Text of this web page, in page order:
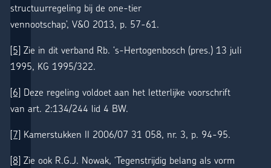
structuurregeling bij de one-tier
vennootschap’, V&O 2013, p. 57-61.
[5] Zie in dit verband Rb. ‘s-Hertogenbosch (pres.) 13 juli
1995, KG 1995/322.
[6] Deze regeling voldoet aan het letterlijke voorschrift
van art. 2:134/244 lid 4 BW.
[7] Kamerstukken II 2006/07 31 058, nr. 3, p. 94-95.
[8] Zie ook R.G.J. Nowak, ‘Tegenstrijdig belang als vorm